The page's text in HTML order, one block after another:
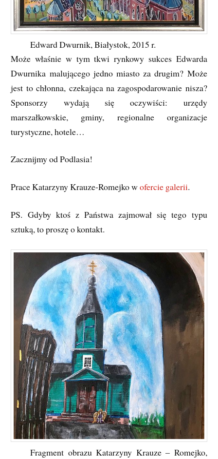
Edward Dwurnik, Białystok, 2015 r.
Może właśnie w tym tkwi rynkowy sukces Edwarda
Dwurnika malującego jedno miasto za drugim? Może
jest to chłonna, czekająca na zagospodarowanie nisza?
Sponsorzy wydają się oczywiści: urzędy
marszałkowskie, gminy, regionalne organizacje
turystyczne, hotele…
Zacznijmy od Podlasia!
Prace Katarzyny Krauze-Romejko wofercie galerii.
PS. Gdyby ktoś z Państwa zajmował się tego typu
sztuką, to proszę o kontakt.
Fragment obrazu Katarzyny Krauze – Romejko,